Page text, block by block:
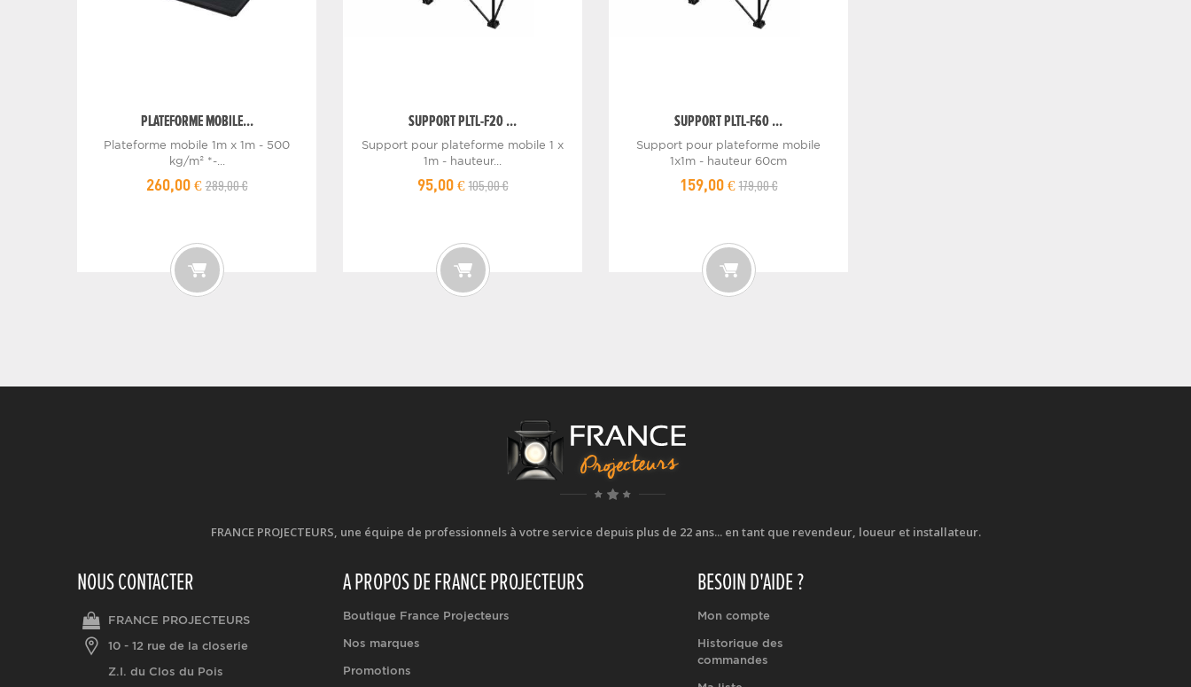
PLATEFORME MOBILE...
Plateforme mobile 1m x 1m - 500
kg/m² *-...
260,00 €289,00 €
SUPPORT PLTL-F20 ...
Support pour plateforme mobile 1 x
1m - hauteur...
95,00 €105,00 €
SUPPORT PLTL-F60 ...
Support pour plateforme mobile
1x1m - hauteur 60cm
159,00 €179,00 €
FRANCE PROJECTEURS, une équipe de professionnels à votre service depuis plus de 22 ans... en tant que revendeur, loueur et installateur.
NOUS CONTACTER
FRANCE PROJECTEURS
10 - 12 rue de la closerie
Z.I. du Clos du Pois
A PROPOS DE FRANCE PROJECTEURS
Boutique France Projecteurs
Nos marques
Promotions
BESOIN D'AIDE ?
Mon compte
Historique des
commandes